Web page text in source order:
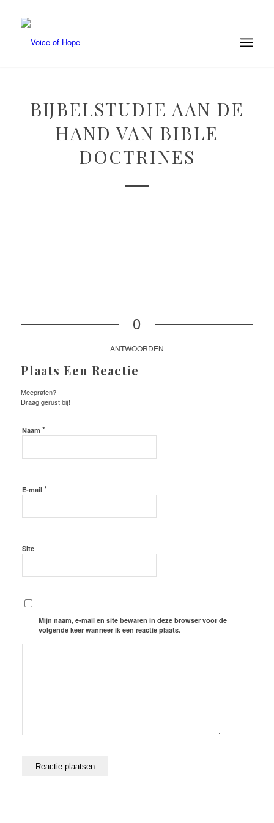
BIJBELSTUDIE AAN DE
HAND VAN BIBLE
DOCTRINES
0
ANTWOORDEN
Plaats Een Reactie
Meepraten?
Draag gerust bij!
Naam *
E-mail *
Site
Mijn naam, e-mail en site bewaren in deze browser voor de
volgende keer wanneer ik een reactie plaats.